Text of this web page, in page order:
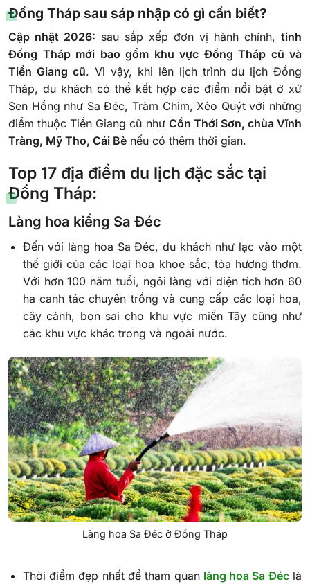
Đồng Tháp sau sáp nhập có gì cần biết?
Cập nhật 2026: sau sắp xếp đơn vị hành chính, tỉnh
Đồng Tháp mới bao gồm khu vực Đồng Tháp cũ và
Tiền Giang cũ. Vì vậy, khi lên lịch trình du lịch Đồng
Tháp, du khách có thể kết hợp các điểm nổi bật ở xứ
Sen Hồng như Sa Đéc, Tràm Chim, Xẻo Quýt với những
điểm thuộc Tiền Giang cũ như Cồn Thới Sơn, chùa Vĩnh
Tràng, Mỹ Tho, Cái Bè nếu có thêm thời gian.
Top 17 địa điểm du lịch đặc sắc tại
Đồng Tháp:
Làng hoa kiểng Sa Đéc
Đến với làng hoa Sa Đéc, du khách như lạc vào một
thế giới của các loại hoa khoe sắc, tỏa hương thơm.
Với hơn 100 năm tuổi, ngôi làng với diện tích hơn 60
ha canh tác chuyên trồng và cung cấp các loại hoa,
cây cảnh, bon sai cho khu vực miền Tây cũng như
các khu vực khác trong và ngoài nước.
Làng hoa Sa Đéc ở Đồng Tháp
Thời điểm đẹp nhất để tham quan làng hoa Sa Đéclà